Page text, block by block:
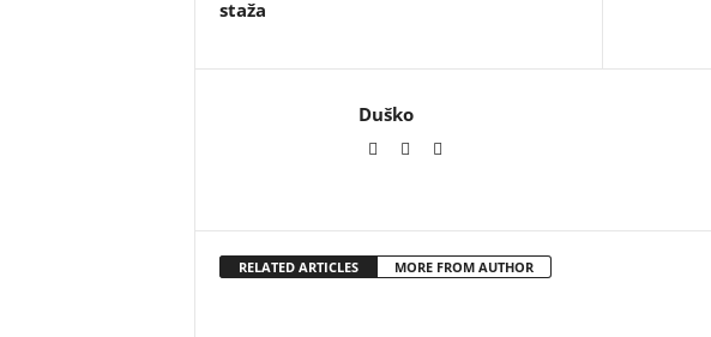
staža
Duško
RELATED ARTICLES MORE FROM AUTHOR